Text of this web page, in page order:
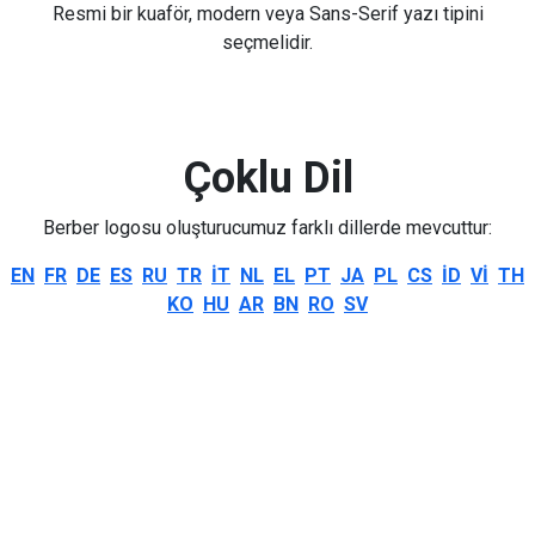
Resmi bir kuaför, modern veya Sans-Serif yazı tipini
seçmelidir.
Çoklu Dil
Berber logosu oluşturucumuz farklı dillerde mevcuttur:
EN FR DE ES RU TR IT NL EL PT JA PL CS ID VI TH
KO HU AR BN RO SV